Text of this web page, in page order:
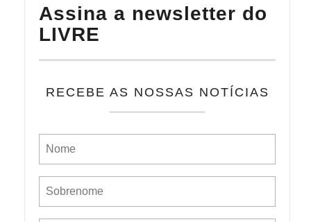
Assina a newsletter do
LIVRE
RECEBE AS NOSSAS NOTÍCIAS